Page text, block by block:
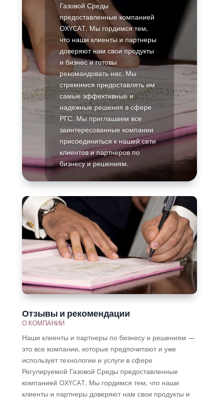
Газовой Среды
предоставленные компанией
OXYCAT. Мы гордимся тем,
что наши клиенты и партнеры
доверяют нам свои продукты
и бизнес и готовы
рекомандовать нас. Мы
стремимся предоставлять им
самые эффективные и
надежные решения в сфере
РГС. Мы приглашаем все
заинтересованные компании
присоединиться к нашей сети
клиентов и партнеров по
бизнесу и решениям.
Подробнее
Отзывы и рекомендации
О КОМПАНИИ
Наши клиенты и партнеры по бизнесу и решениям —
это все компании, которые предпочитают и уже
использует технологии и услуги в сфере
Регулируемой Газовой Среды предоставленные
компанией OXYCAT. Мы гордимся тем, что наши
клиенты и партнеры доверяют нам свои продукты и